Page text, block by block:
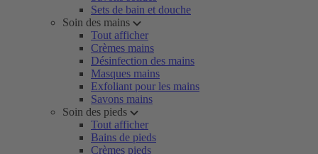
Sets de bain et douche
Soin des mains
Tout afficher
Crèmes mains
Désinfection des mains
Masques mains
Exfoliant pour les mains
Savons mains
Soin des pieds
Tout afficher
Bains de pieds
Crèmes pieds